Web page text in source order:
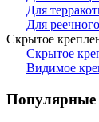
Для
Для
Скрытое
Скрытое
Видимое